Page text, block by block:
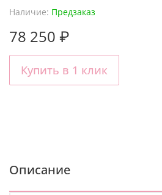
Наличие: Предзаказ
78 250 ₽
Купить в 1 клик
Описание